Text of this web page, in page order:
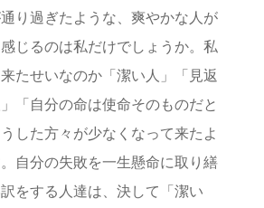
り過ぎたような、爽やかな人が
じるのは私だけでしょうか。私
たせいなのか「潔い人」「見返
「自分の命は使命そのものだと
した方々が少なくなって来たよ
自分の失敗を一生懸命に取り繕
をする人達は、決して「潔い